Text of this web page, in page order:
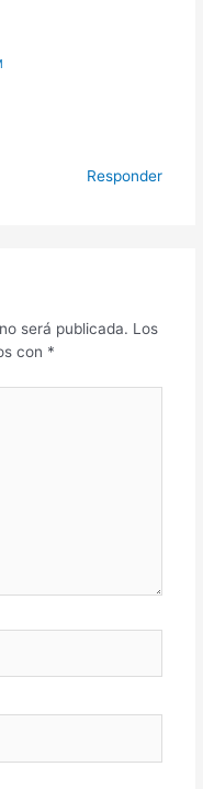
Responder
será publicada. Los
con *